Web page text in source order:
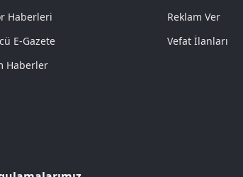
Haberleri
E-Gazete
Haberler
Reklam Ver
Vefat İlanları